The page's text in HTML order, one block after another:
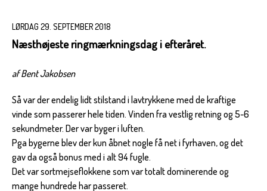
LØRDAG 29. SEPTEMBER 2018
Næsthøjeste ringmærkningsdag i efteråret.
af Bent Jakobsen
Så var der endelig lidt stilstand i lavtrykkene med de kraftige
vinde som passerer hele tiden. Vinden fra vestlig retning og 5-6
sekundmeter. Der var byger i luften.
Pga bygerne blev der kun åbnet nogle få net i fyrhaven, og det
gav da også bonus med i alt 94 fugle.
Det var sortmejseflokkene som var totalt dominerende og
mange hundrede har passeret.